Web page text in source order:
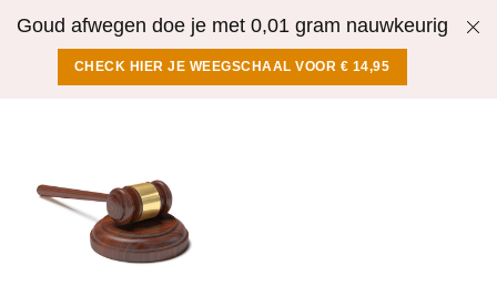
Goud afwegen doe je met 0,01 gram nauwkeurig
CHECK HIER JE WEEGSCHAAL VOOR € 14,95